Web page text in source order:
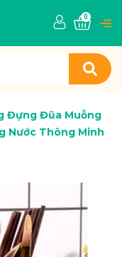
0
Đựng Đũa Muỗng
Nước Thông Minh